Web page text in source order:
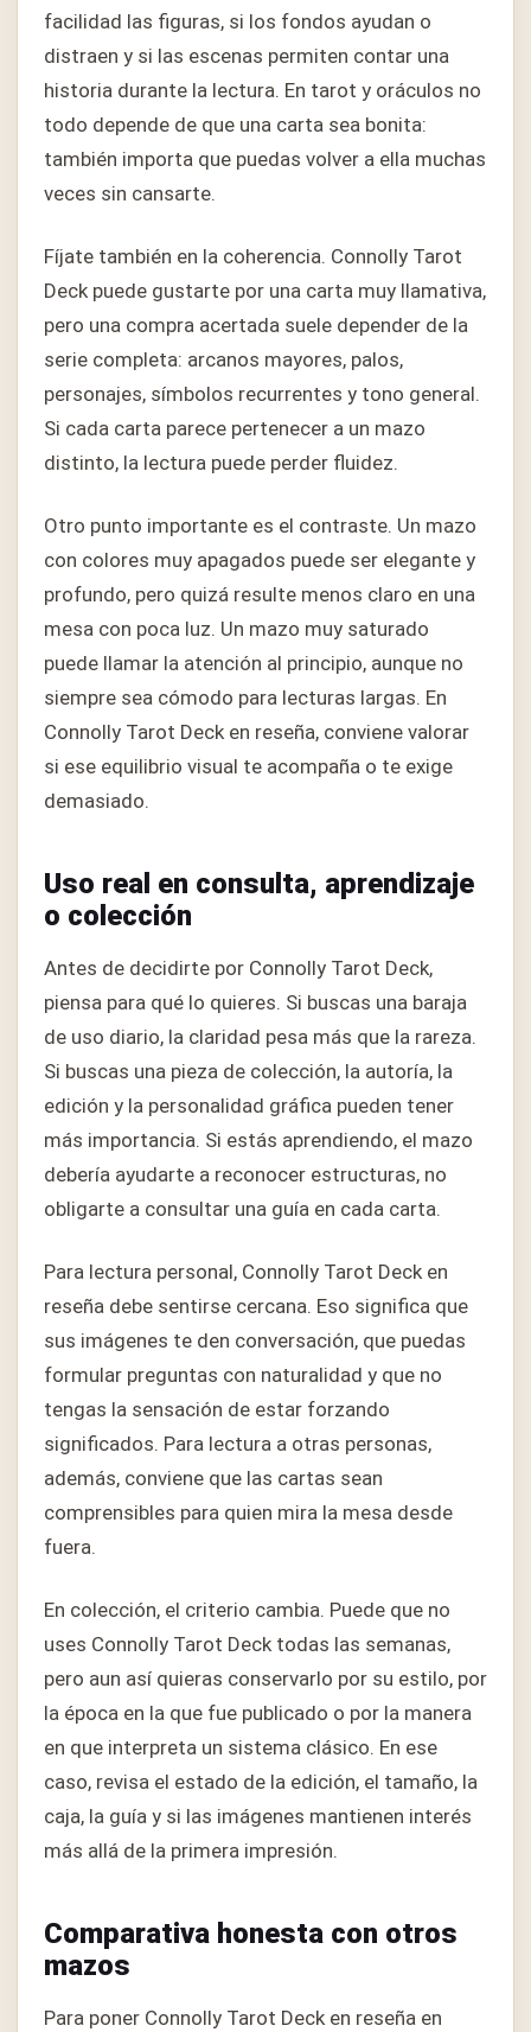
facilidad las figuras, si los fondos ayudan o
distraen y si las escenas permiten contar una
historia durante la lectura. En tarot y oráculos no
todo depende de que una carta sea bonita:
también importa que puedas volver a ella muchas
veces sin cansarte.
Fíjate también en la coherencia. Connolly Tarot
Deck puede gustarte por una carta muy llamativa,
pero una compra acertada suele depender de la
serie completa: arcanos mayores, palos,
personajes, símbolos recurrentes y tono general.
Si cada carta parece pertenecer a un mazo
distinto, la lectura puede perder fluidez.
Otro punto importante es el contraste. Un mazo
con colores muy apagados puede ser elegante y
profundo, pero quizá resulte menos claro en una
mesa con poca luz. Un mazo muy saturado
puede llamar la atención al principio, aunque no
siempre sea cómodo para lecturas largas. En
Connolly Tarot Deck en reseña, conviene valorar
si ese equilibrio visual te acompaña o te exige
demasiado.
Uso real en consulta, aprendizaje
o colección
Antes de decidirte por Connolly Tarot Deck,
piensa para qué lo quieres. Si buscas una baraja
de uso diario, la claridad pesa más que la rareza.
Si buscas una pieza de colección, la autoría, la
edición y la personalidad gráfica pueden tener
más importancia. Si estás aprendiendo, el mazo
debería ayudarte a reconocer estructuras, no
obligarte a consultar una guía en cada carta.
Para lectura personal, Connolly Tarot Deck en
reseña debe sentirse cercana. Eso significa que
sus imágenes te den conversación, que puedas
formular preguntas con naturalidad y que no
tengas la sensación de estar forzando
significados. Para lectura a otras personas,
además, conviene que las cartas sean
comprensibles para quien mira la mesa desde
fuera.
En colección, el criterio cambia. Puede que no
uses Connolly Tarot Deck todas las semanas,
pero aun así quieras conservarlo por su estilo, por
la época en la que fue publicado o por la manera
en que interpreta un sistema clásico. En ese
caso, revisa el estado de la edición, el tamaño, la
caja, la guía y si las imágenes mantienen interés
más allá de la primera impresión.
Comparativa honesta con otros
mazos
Para poner Connolly Tarot Deck en reseña en